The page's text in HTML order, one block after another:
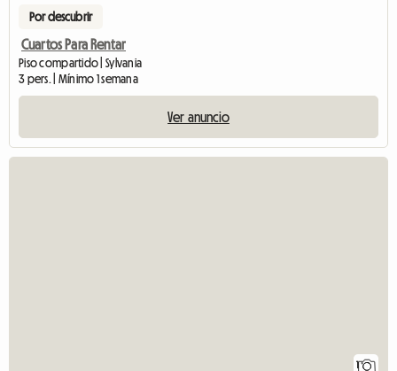
Por descubrir
Cuartos Para Rentar
Piso compartido | Sylvania
3 pers. | Mínimo 1 semana
Ver anuncio